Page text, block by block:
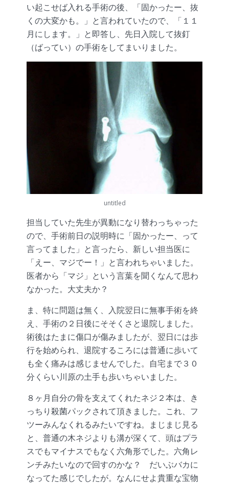
い起こせば入れる手術の後、「固かったー、抜
くの大変かも。」と言われていたので、「１１
月にします。」と即答し、先日入院して抜釘
（ばってい）の手術をしてまいりました。
untitled
担当していた先生が異動になり替わっちゃった
ので、手術前日の説明時に「固かったー、って
言ってました」と言ったら、新しい担当医に
「えー、マジでー！」と言われちゃいました。
医者から「マジ」という言葉を聞くなんて思わ
なかった。大丈夫か？
ま、特に問題は無く、入院翌日に無事手術を終
え、手術の２日後にそそくさと退院しました。
術後はたまに傷口が傷みましたが、翌日には歩
行を始められ、退院するころには普通に歩いて
も全く痛みは感じませんでした。自宅まで３０
分くらい川原の土手も歩いちゃいました。
８ヶ月自分の骨を支えてくれたネジ２本は、き
っちり殺菌パックされて頂きました。これ、フ
ツーみんなくれるみたいですね。まじまじ見る
と、普通の木ネジよりも溝が深くて、頭はプラ
スでもマイナスでもなく六角形でした。六角レ
ンチみたいなので回すのかな？ だいぶバカに
なってた感じでしたが。なんにせよ貴重な宝物